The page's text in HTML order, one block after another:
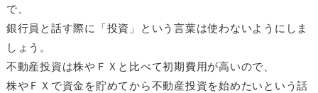
で、
銀行員と話す際に「投資」という言葉は使わないようにしま
しょう。
不動産投資は株やＦＸと比べて初期費用が高いので、
株やＦＸで資金を貯めてから不動産投資を始めたいという話